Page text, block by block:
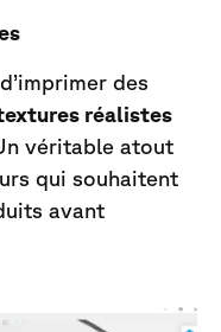
des
réalistes
véritable atout
qui souhaitent
avant